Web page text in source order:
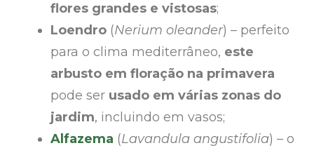
flores grandes e vistosas;
Loendro (Nerium oleander) – perfeito
para o clima mediterrâneo, este
arbusto em floração na primavera
pode ser usado em várias zonas do
jardim, incluindo em vasos;
Alfazema (Lavandula angustifolia) – o